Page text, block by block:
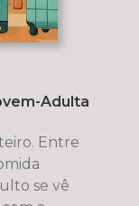
Adulta
Entre
se vê